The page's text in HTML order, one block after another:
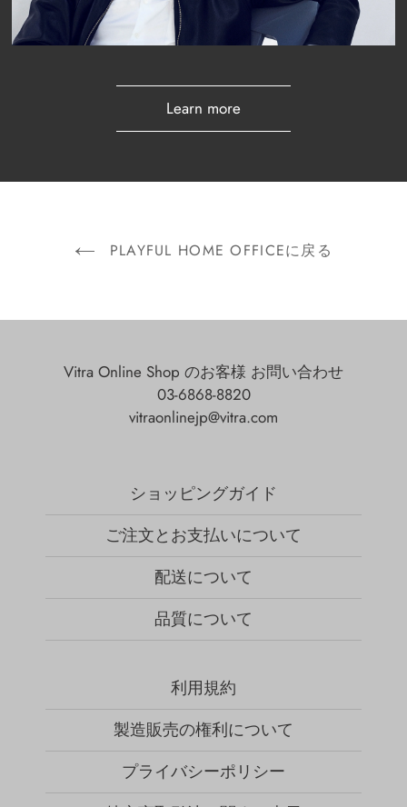
Learn more
PLAYFUL HOME OFFICEに戻る
Vitra Online Shop のお客様 お問い合わせ
03-6868-8820
vitraonlinejp@vitra.com
ショッピングガイド
ご注文とお支払いについて
配送について
品質について
利用規約
製造販売の権利について
プライバシーポリシー